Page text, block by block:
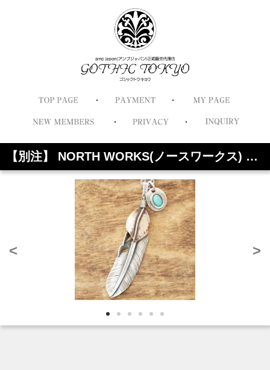
【別注】 NORTH WORKS(ノースワークス) 特大 ハートフェザー ネックレス メンズ コイン シルバー ターコイズ トルコ石 キングマンターコイズ インディアンジュエリー ナバホ族 アメカジ サーフ ネイティブ NG-309tq
< >